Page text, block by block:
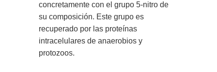
concretamente con el grupo 5-nitro de
su composición. Este grupo es
recuperado por las proteínas
intracelulares de anaerobios y
protozoos.